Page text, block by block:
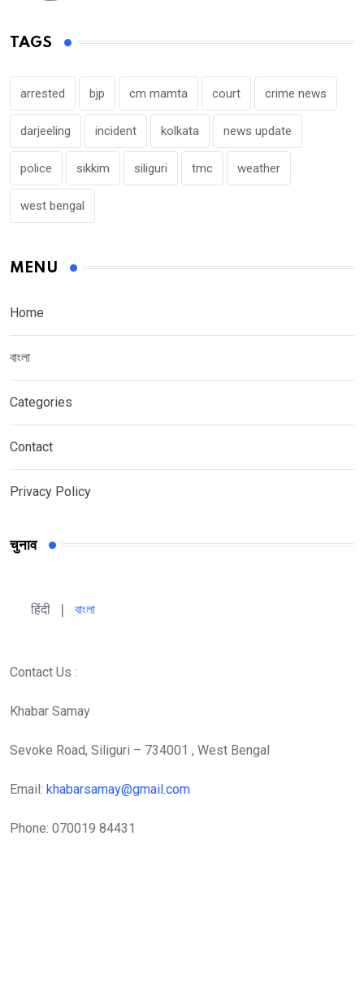
TAGS
arrested bjp cm mamta court crime news
darjeeling incident kolkata news update
police sikkim siliguri tmc weather
west bengal
MENU
Home
বাংলা
Categories
Contact
Privacy Policy
चुनाव
हिंदी বাংলা
Contact Us :
Khabar Samay
Sevoke Road, Siliguri – 734001 , West Bengal
Email: khabarsamay@gmail.com
Phone: 070019 84431